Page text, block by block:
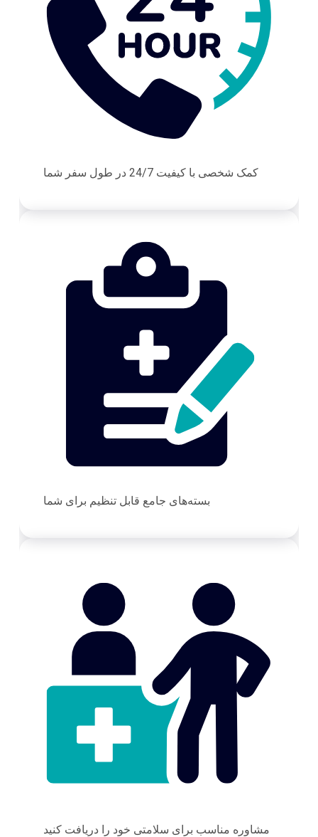
کمک شخصی با کیفیت 24/7 در طول سفر شما
بسته‌های جامع قابل تنظیم برای شما
مشاوره مناسب برای سلامتی خود را دریافت کنید